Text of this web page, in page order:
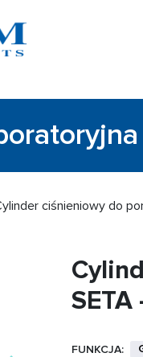
ciśnieniowy do
SETA
FUNKCJA: